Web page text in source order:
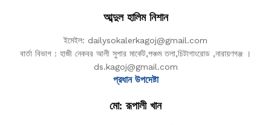
আব্দুল হালিম নিশান
ইমেইল: dailysokalerkagoj@gmail.com
বার্তা বিভাগ : হাজী নেকবর আলী সুপার মার্কেট,পঞ্চম তলা,চিটাগাংরোড ,নারায়ণগঞ্জ ।
ds.kagoj@gmail.com
প্রধান উপদেষ্টা
মো: রূপালী খান